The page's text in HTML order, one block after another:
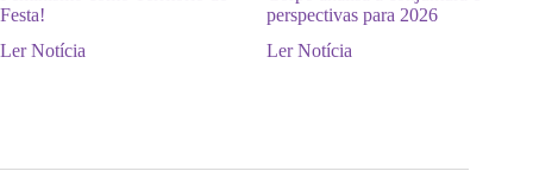
Festa!
Ler Notícia
perspectivas para 2026
Ler Notícia